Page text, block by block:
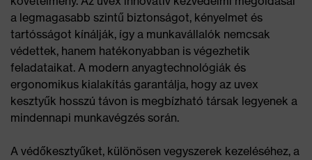
a legmagasabb szintű biztonságot, kényelmet és
tartósságot kínálják, így a munkavállalók nemcsak
védettek, hanem hatékonyabban is végezhetik
feladataikat. A modern anyagtechnológiák és
ergonomikus kialakítás garantálja, hogy az uvex
kesztyűk hosszú távon is megbízható társak legyenek a
mindennapi munkavégzés során.
A védőkesztyűket, különösen vegyszerek kezeléséhez, a